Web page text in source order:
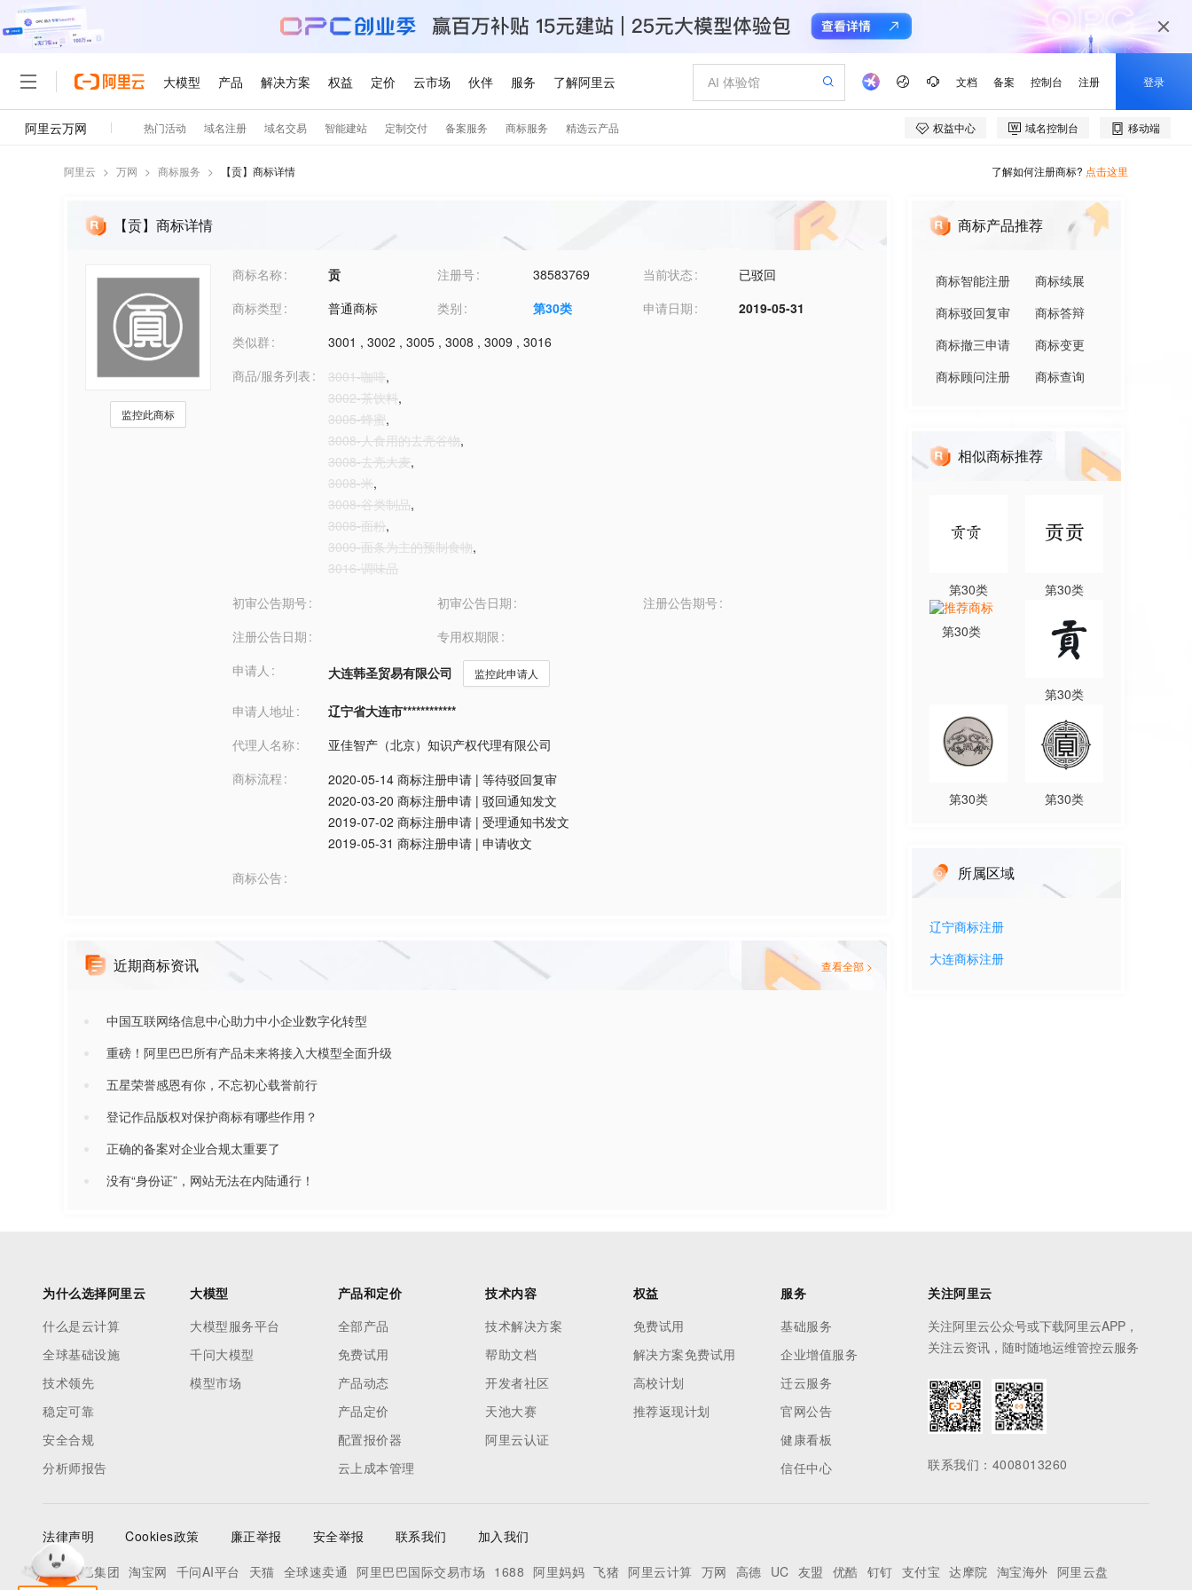
阿里云 > 万网 > 商标服务 > 【贡】商标详情 了解如何注册商标? 点击这里
【贡】商标详情
监控此商标
商标名称 贡 注册号 38583769 当前状态
已驳回
商标类型
普通商标 类别 第30类 申请日期
2019-05-31
类似群
3001 , 3002 , 3005 , 3008 , 3009 , 3016
商品/服务列表
3001-咖啡,
3002-茶饮料,
3005-蜂蜜,
3008-人食用的去壳谷物,
3008-去壳大麦,
3008-米,
3008-谷类制品,
3008-面粉,
3009-面条为主的预制食物,
3016-调味品
初审公告期号
初审公告日期
注册公告期号
注册公告日期
专用权期限
申请人
大连韩圣贸易有限公司 监控此申请人
申请人地址
辽宁省大连市************
代理人名称
亚佳智产（北京）知识产权代理有限公司
商标流程
2020-05-14 商标注册申请 | 等待驳回复审
2020-03-20 商标注册申请 | 驳回通知发文
2019-07-02 商标注册申请 | 受理通知书发文
2019-05-31 商标注册申请 | 申请收文
商标公告
近期商标资讯 查看全部 >
中国互联网络信息中心助力中小企业数字化转型
重磅！阿里巴巴所有产品未来将接入大模型全面升级
五星荣誉感恩有你，不忘初心载誉前行
登记作品版权对保护商标有哪些作用？
正确的备案对企业合规太重要了
没有“身份证”，网站无法在内陆通行！
商标产品推荐
商标智能注册
商标续展
商标驳回复审
商标答辩
商标撤三申请
商标变更
商标顾问注册
商标查询
相似商标推荐
第30类 第30类
第30类
第30类
第30类 第30类
所属区域
辽宁商标注册
大连商标注册